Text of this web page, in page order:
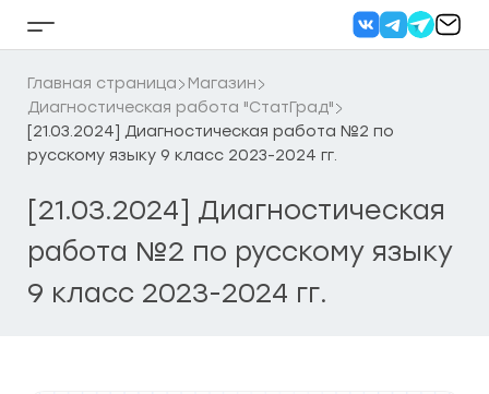
Кнопка
бокового
меню
Главная страница
Магазин
Диагностическая работа "СтатГрад"
[21.03.2024] Диагностическая работа №2 по
русскому языку 9 класс 2023-2024 гг.
[21.03.2024] Диагностическая
работа №2 по русскому языку
9 класс 2023-2024 гг.